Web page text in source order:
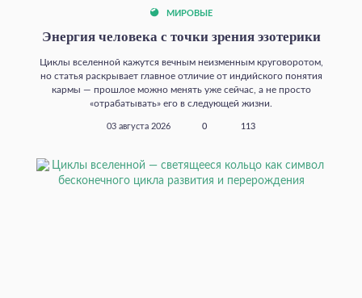
МИРОВЫЕ
Энергия человека с точки зрения эзотерики
Циклы вселенной кажутся вечным неизменным круговоротом,
но статья раскрывает главное отличие от индийского понятия
кармы — прошлое можно менять уже сейчас, а не просто
«отрабатывать» его в следующей жизни.
03 августа 2026 0 113